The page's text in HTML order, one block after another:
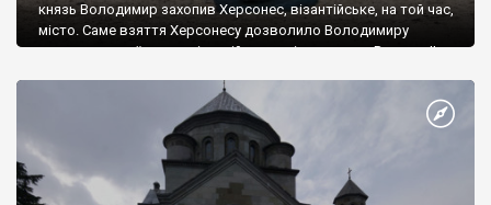
князь Володимир захопив Херсонес, візантійське, на той час,
місто. Саме взяття Херсонесу дозволило Володимиру
диктувати свої умови візантійському імператору Василю ІІ, та
Херсонесі Володимир-язичник, став Василем-християнином.
А потім було Хрещення Русі. На честь Херсонесу Таврійського